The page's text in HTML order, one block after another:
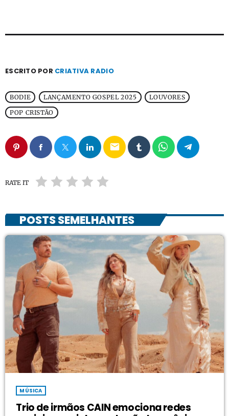
ESCRITO POR CRIATIVA RADIO
BODIE LANÇAMENTO GOSPEL 2025
LOUVORES
POP CRISTÃO
email
RATE IT
POSTS SEMELHANTES
MÚSICA
Trio de irmãos CAIN emociona redes